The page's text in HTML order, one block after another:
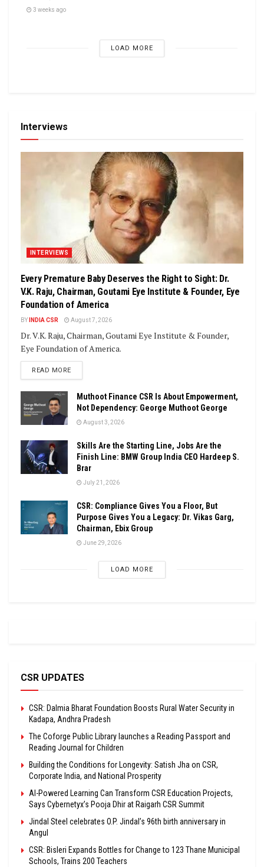
3 weeks ago
LOAD MORE
Interviews
INTERVIEWS
Every Premature Baby Deserves the Right to Sight: Dr.
V.K. Raju, Chairman, Goutami Eye Institute & Founder, Eye
Foundation of America
BY INDIA CSR August 7, 2026
Dr. V.K. Raju, Chairman, Goutami Eye Institute & Founder,
Eye Foundation of America.
READ MOREDETAILS
Muthoot Finance CSR Is About Empowerment,
Not Dependency: George Muthoot George
August 3, 2026
Skills Are the Starting Line, Jobs Are the
Finish Line: BMW Group India CEO Hardeep S.
Brar
July 21, 2026
CSR: Compliance Gives You a Floor, But
Purpose Gives You a Legacy: Dr. Vikas Garg,
Chairman, Ebix Group
June 29, 2026
LOAD MORE
CSR UPDATES
CSR: Dalmia Bharat Foundation Boosts Rural Water Security in
Kadapa, Andhra Pradesh
The Coforge Public Library launches a Reading Passport and
Reading Journal for Children
Building the Conditions for Longevity: Satish Jha on CSR,
Corporate India, and National Prosperity
AI-Powered Learning Can Transform CSR Education Projects,
Says Cybernetyx’s Pooja Dhir at Raigarh CSR Summit
Jindal Steel celebrates O.P. Jindal’s 96th birth anniversary in
Angul
CSR: Bisleri Expands Bottles for Change to 123 Thane Municipal
Schools, Trains 200 Teachers